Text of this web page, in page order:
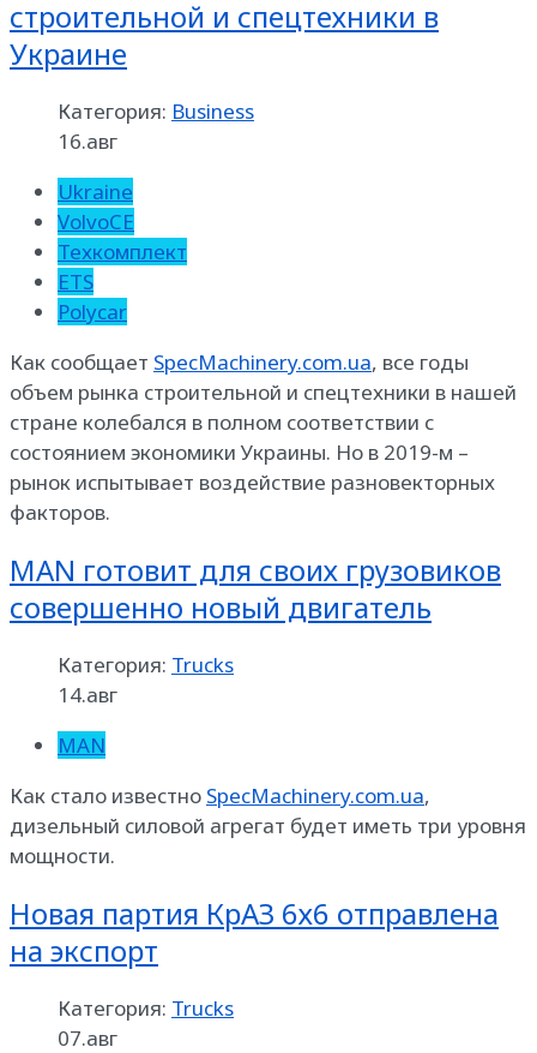
строительной и спецтехники в
Украине
Категория: Business
16.авг
Ukraine
VolvoCE
Техкомплект
ETS
Polycar
Как сообщает SpecMachinery.com.ua, все годы
объем рынка строительной и спецтехники в нашей
стране колебался в полном соответствии с
состоянием экономики Украины. Но в 2019-м –
рынок испытывает воздействие разновекторных
факторов.
MAN готовит для своих грузовиков
совершенно новый двигатель
Категория: Trucks
14.авг
MAN
Как стало известно SpecMachinery.com.ua,
дизельный силовой агрегат будет иметь три уровня
мощности.
Новая партия КрАЗ 6х6 отправлена
на экспорт
Категория: Trucks
07.авг